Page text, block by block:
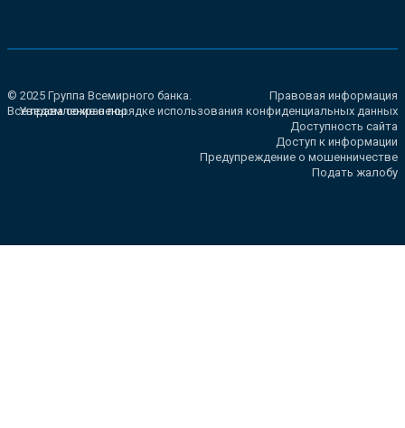
© 2025 Группа Всемирного банка.
Все права сохранены.
Правовая информация
Уведомление о порядке использования конфиденциальных данных
Доступность сайта
Доступ к информации
Предупреждение о мошенничестве
Подать жалобу